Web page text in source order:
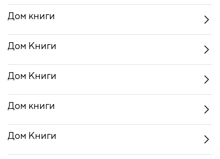
Дом книги
Дом Книги
Дом Книги
Дом книги
Дом Книги